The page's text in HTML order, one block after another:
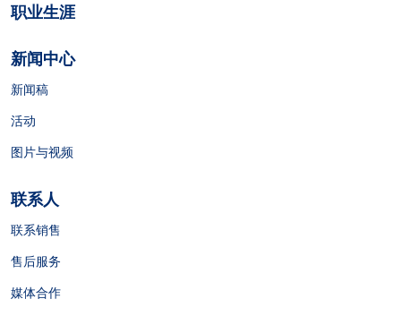
职业生涯
新闻中心
新闻稿
活动
图片与视频
联系人
联系销售
售后服务
媒体合作